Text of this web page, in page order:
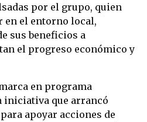
por el grupo, quien
en el entorno local,
sus beneficios a
el progreso económico y
en programa
que arrancó
apoyar acciones de